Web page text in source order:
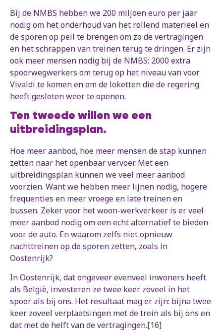
Bij de NMBS hebben we 200 miljoen euro per jaar
nodig om het onderhoud van het rollend materieel en
de sporen op peil te brengen om zo de vertragingen
en het schrappen van treinen terug te dringen. Er zijn
ook meer mensen nodig bij de NMBS: 2000 extra
spoorwegwerkers om terug op het niveau van voor
Vivaldi te komen en om de loketten die de regering
heeft gesloten weer te openen.
Ten tweede willen we een
uitbreidingsplan.
Hoe meer aanbod, hoe meer mensen de stap kunnen
zetten naar het openbaar vervoer. Met een
uitbreidingsplan kunnen we veel meer aanbod
voorzien. Want we hebben meer lijnen nodig, hogere
frequenties en meer vroege en late treinen en
bussen. Zeker voor het woon-werkverkeer is er veel
meer aanbod nodig om een echt alternatief te bieden
voor de auto. En waarom zelfs niet opnieuw
nachttreinen op de sporen zetten, zoals in
Oostenrijk?
In Oostenrijk, dat ongeveer evenveel inwoners heeft
als België, investeren ze twee keer zoveel in het
spoor als bij ons. Het resultaat mag er zijn: bijna twee
keer zoveel verplaatsingen met de trein als bij ons en
dat met de helft van de vertragingen.[16]